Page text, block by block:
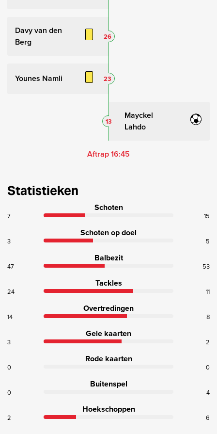
Davy van den
Berg
26
Younes Namli 23
Mayckel
Lahdo
13
Aftrap 16:45
Statistieken
Schoten
7 15
Schoten op doel
3 5
Balbezit
47 53
Tackles
24 11
Overtredingen
14 8
Gele kaarten
3 2
Rode kaarten
0 0
Buitenspel
0 4
Hoekschoppen
2 6